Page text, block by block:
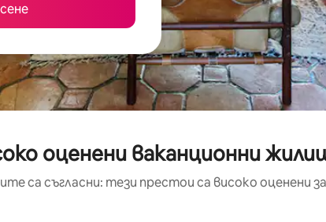
оценени ваканционни
са съгласни: тези престои са високо